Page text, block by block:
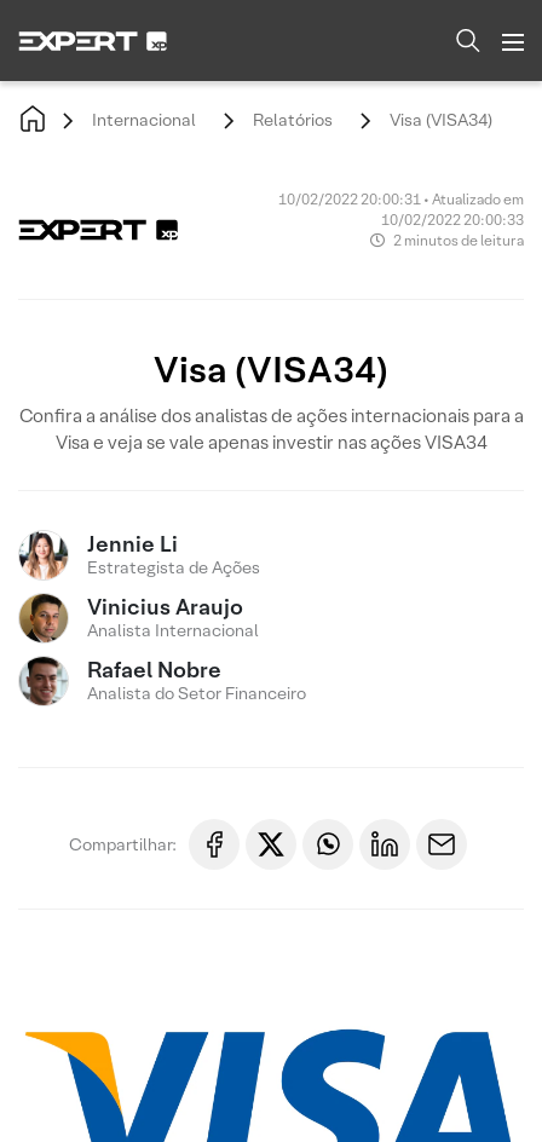
Internacional Relatórios Visa (VISA34)
10/02/2022 20:00:31 • Atualizado em
10/02/2022 20:00:33
2 minutos de leitura
Visa (VISA34)
Confira a análise dos analistas de ações internacionais para a
Visa e veja se vale apenas investir nas ações VISA34
Jennie Li
Estrategista de Ações
Vinicius Araujo
Analista Internacional
Rafael Nobre
Analista do Setor Financeiro
Compartilhar: